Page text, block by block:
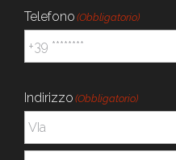
Telefono (Obbligatorio)
Indirizzo (Obbligatorio)